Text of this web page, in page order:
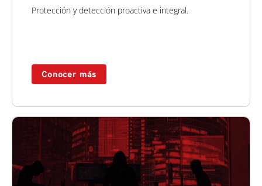
Protección y detección proactiva e integral.
Conocer más